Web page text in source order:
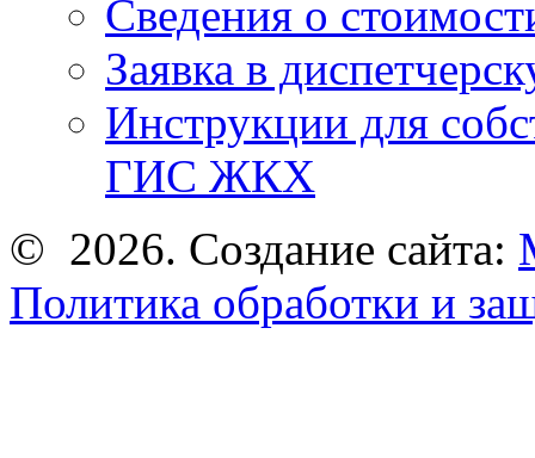
Сведения о
Заявка в
Инструкции для
ГИС ЖКХ
© 2026. Создание сайта:
Политика обработки и